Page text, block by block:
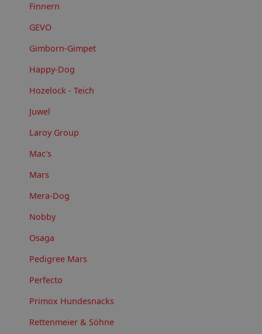
Finnern
GEVO
Gimborn-Gimpet
Happy-Dog
Hozelock - Teich
Juwel
Laroy Group
Mac's
Mars
Mera-Dog
Nobby
Osaga
Pedigree Mars
Perfecto
Primox Hundesnacks
Rettenmeier & Söhne